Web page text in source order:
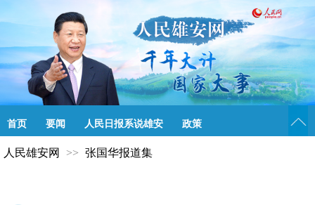
首页 要闻 人民日报系说雄安 政策
解读 聚焦京津冀 直播访谈
人民雄安网 >> 张国华报道集